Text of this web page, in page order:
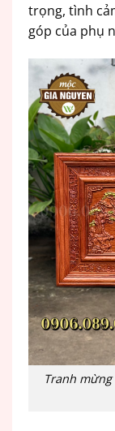
trọng, tình
góp của phụ
Tranh